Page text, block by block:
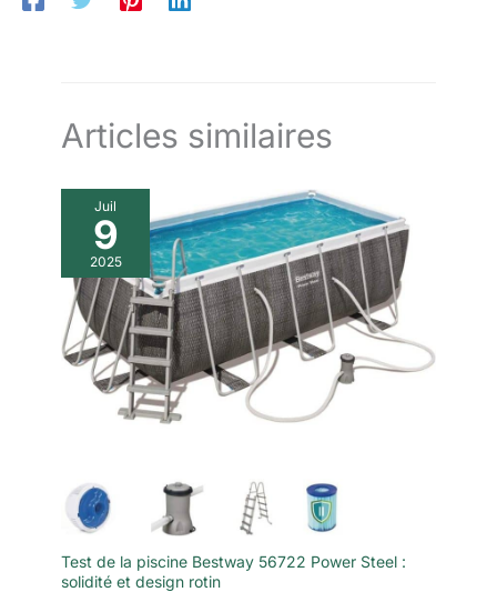
libérer les éventuels obstructions produit 2: Accessoire
Articles similaires
Juil
9
2025
Test de la piscine Bestway 56722 Power Steel :
solidité et design rotin